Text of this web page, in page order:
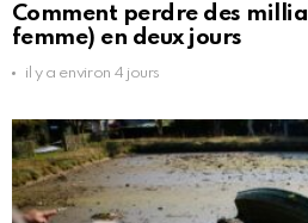
Comment perdre des
femme) en deux jours
il y a environ 4 jours